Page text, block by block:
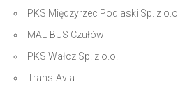
PKS Międzyrzec Podlaski Sp. z o.o.
MAL-BUS Czułów
PKS Wałcz Sp. z o.o.
Trans-Avia